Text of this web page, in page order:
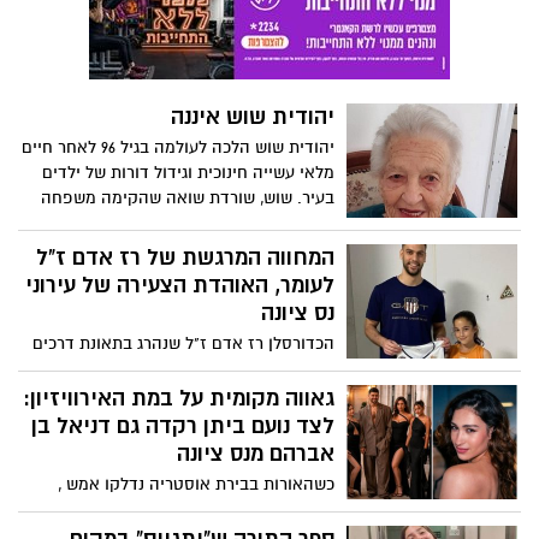
בדברי פרידתו הודה ליאיר לפיד והביע תמיכה
בריצה המשותפת עם נפתלי בנט. יצויין כי
לאחרונה אף הסתיימו נישואיו לעו"ד שלי
יהודית שוש איננה
יהודית שוש הלכה לעולמה בגיל 96 לאחר חיים
מלאי עשייה חינוכית וגידול דורות של ילדים
בעיר. שוש, שורדת שואה שהקימה משפחה
אובדן אישי כבד, כאשר נכדה, נוי שוש ז"ל,
נפל בקרבות השבעה באוקטובר. יהי זכרה
ברוך.
המחווה המרגשת של רז אדם ז"ל
לעומר, האוהדת הצעירה של עירוני
נס ציונה
הכדורסלן רז אדם ז"ל שנהרג בתאונת דרכים
בצפון הובא למנוחות. בעונת 2022-2023 שיחק
בשורות עירוני נס ציונה ועד מהרה הפך לאחד
השחקנים החביבים על הקהל. מדובר
בטרגדיה עצומה וכואבת מאוד. כדורסלן
גאווה מקומית על במת האירוויזיון:
לצד נועם ביתן רקדה גם דניאל בן
אברהם מנס ציונה
כשהאורות בבירת אוסטריה נדלקו אמש ,
מדינה שלמה החזיקה אצבעות לזמר נועם
ביתן, עד אשר נקבע כי זכה במקום השני !! אך